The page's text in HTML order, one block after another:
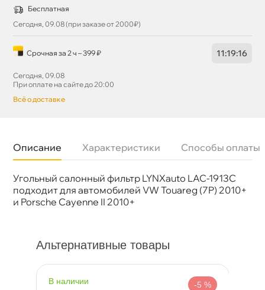
Бесплатная
Сегодня, 09.08 (при заказе от 2000₽)
Срочная за 2 ч – 399 ₽ 11:19:16
Сегодня, 09.08
При оплате на сайте до 20:00
сё о доставке
Описание Характеристики Способы оплаты
Угольный салонный фильтр LYNXauto LAC-1913C
подходит для автомобилей VW Touareg (7P) 2010+
и Porsche Cayenne II 2010+
Бренд
LYNX
LAC-1913C
Альтернативные товары
наличии -5 %